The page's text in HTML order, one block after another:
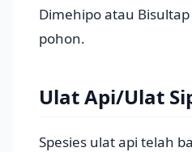
Dimehipo atau
pohon.
Ulat Api/Ulat
Spesies ulat api telah